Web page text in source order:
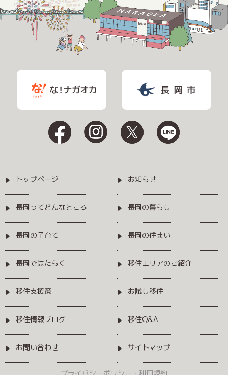
トップページ
長岡ってどんなところ
長岡の子育て
長岡ではたらく
移住支援策
移住情報ブログ
お問い合わせ
お知らせ
長岡の暮らし
長岡の住まい
移住エリアのご紹介
お試し移住
移住Q&A
サイトマップ
プライバシーポリシー・利用規約